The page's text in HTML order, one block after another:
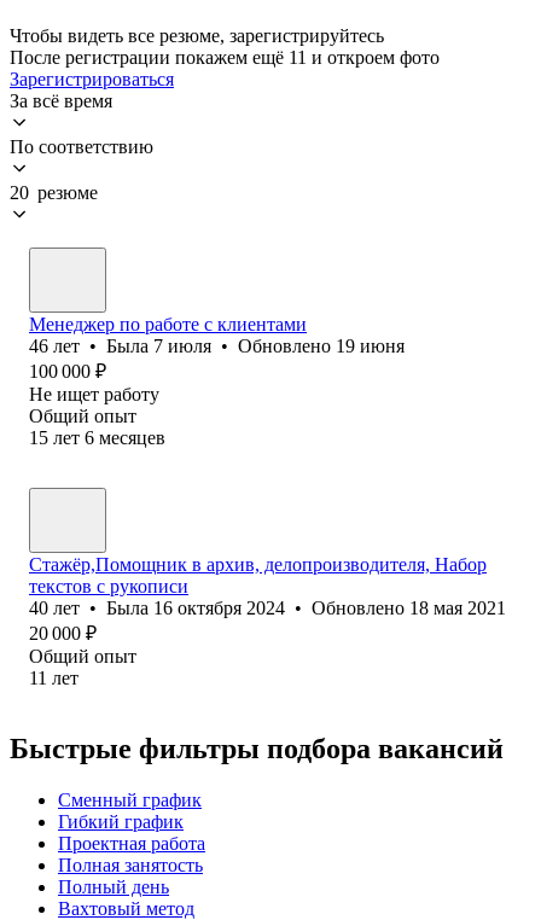
Чтобы видеть все резюме, зарегистрируйтесь
После регистрации покажем ещё 11 и откроем фото
Зарегистрироваться
За всё время
По соответствию
20 резюме
Менеджер по работе с клиентами
46 лет • Была 7 июля • Обновлено 19 июня
100 000 ₽
Не ищет работу
Общий опыт
15 лет 6 месяцев
Стажёр,Помощник в архив, делопроизводителя, Набор
текстов с рукописи
40 лет • Была 16 октября 2024 • Обновлено 18 мая 2021
20 000 ₽
Общий опыт
11 лет
Быстрые фильтры подбора вакансий
Сменный график
Гибкий график
Проектная работа
Полная занятость
Полный день
Вахтовый метод